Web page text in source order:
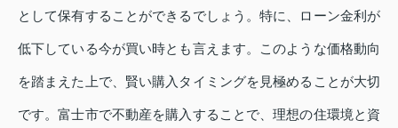
として保有することができるでしょう。特に、ローン金利が
低下している今が買い時とも言えます。このような価格動向
を踏まえた上で、賢い購入タイミングを見極めることが大切
です。富士市で不動産を購入することで、理想の住環境と資